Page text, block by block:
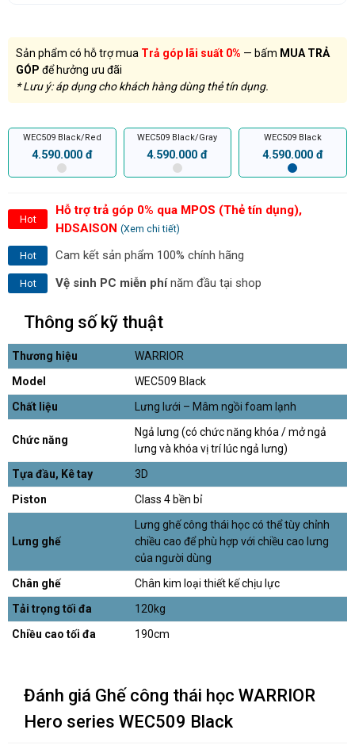
Sản phẩm có hỗ trợ mua Trả góp lãi suất 0% — bấm MUA TRẢ
GÓP để hưởng ưu đãi
* Lưu ý: áp dụng cho khách hàng dùng thẻ tín dụng.
WEC509 Black/Red
4.590.000 đ
WEC509 Black/Gray
4.590.000 đ
WEC509 Black
4.590.000 đ
Hot
Hỗ trợ trả góp 0% qua MPOS (Thẻ tín dụng),
HDSAISON (Xem chi tiết)
Hot Cam kết sản phẩm 100% chính hãng
Hot Vệ sinh PC miễn phínăm đầu tại shop
Thông số kỹ thuật
Thương hiệu
WARRIOR
Model
WEC509 Black
Chất liệu
Lưng lưới – Mâm ngồi foam lạnh
Chức năng
Ngả lưng (có chức năng khóa / mở ngả
lưng và khóa vị trí lúc ngả lưng)
Tựa đầu, Kê tay
3D
Piston
Class 4 bền bỉ
Lưng ghế
Lưng ghế công thái học có thể tùy chỉnh
chiều cao để phù hợp với chiều cao lưng
của người dùng
Chân ghế
Chân kim loại thiết kế chịu lực
Tải trọng tối đa
120kg
Chiều cao tối đa
190cm
Đánh giá Ghế công thái học WARRIOR
Hero series WEC509 Black